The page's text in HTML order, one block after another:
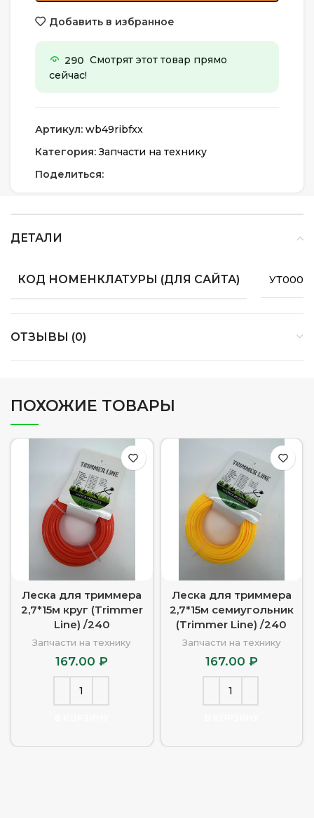
Добавить в избранное
290 Смотрят этот товар прямо
сейчас!
Артикул: wb49ribfxx
Категория: Запчасти на технику
Поделиться:
ДЕТАЛИ
КОД НОМЕНКЛАТУРЫ (ДЛЯ САЙТА)
ОТЗЫВЫ (0)
ПОХОЖИЕ ТОВАРЫ
Леска для триммера
2,7*15м круг (Trimmer
Line) /240
Запчасти на технику
167.00₽
Леска для триммера
2,7*15м семиугольник
(Trimmer Line) /240
Запчасти на технику
167.00 ₽